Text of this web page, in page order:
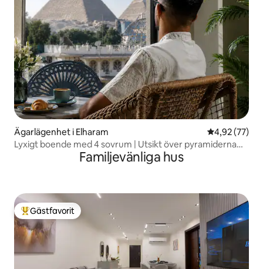
Ägarlägenhet i Elharam 4,92 av 5 i
4,92 (77)
Lyxigt boende med 4 sovrum | Utsikt över pyramiderna
och Grand Egyptian MuseumFamiljevänliga hus
Populär gästfavorit
Gästfavorit